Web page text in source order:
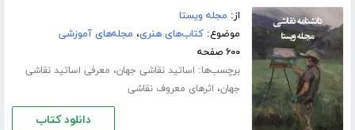
از: مجله ویستا
موضوع:کتاب‌های هنری، مجله‌های آموزشی
۶۰۰ صفحه
برچسب‌ها: اساتید نقاشی جهان، معرفی اساتید نقاشی
جهان، اثرهای معروف نقاشی
دانلود کتاب